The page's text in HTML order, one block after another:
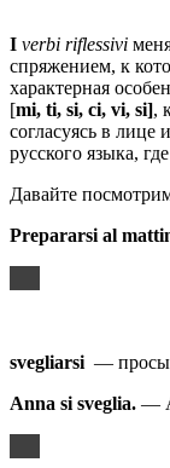
I verbi riflessivi
спряжением, к
характерная
[mi, ti, si, ci, vi, si],
согласуясь в
русского языка,
Давайте
Prepararsi al
svegliarsi —
Anna si sveglia. —